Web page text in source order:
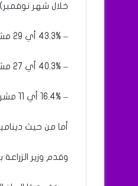
خلال شهر
– 43.3% أي 29 مشروعا سجلت مستوى أداء جيدا مقابل 43.7% في شهر نوفمبر.
– 40.3% أي 27 مشروعا سجلت مستوى أداء متوسط مقابل 36.6% في شهر نوفمبر.
– 16.4% أي 11 مشروعا أبانت عن مستوى أداء ضعيف مقابل 19.7% في شهر نوفمبر.
أما من حيث
وقدم وزير الزراعة